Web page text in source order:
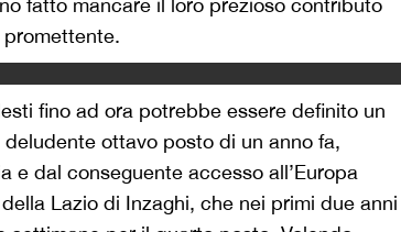
fino ad ora potrebbe essere definito un
ottavo posto di un anno fa,
dal conseguente accesso all’Europa
Lazio di Inzaghi, che nei primi due anni